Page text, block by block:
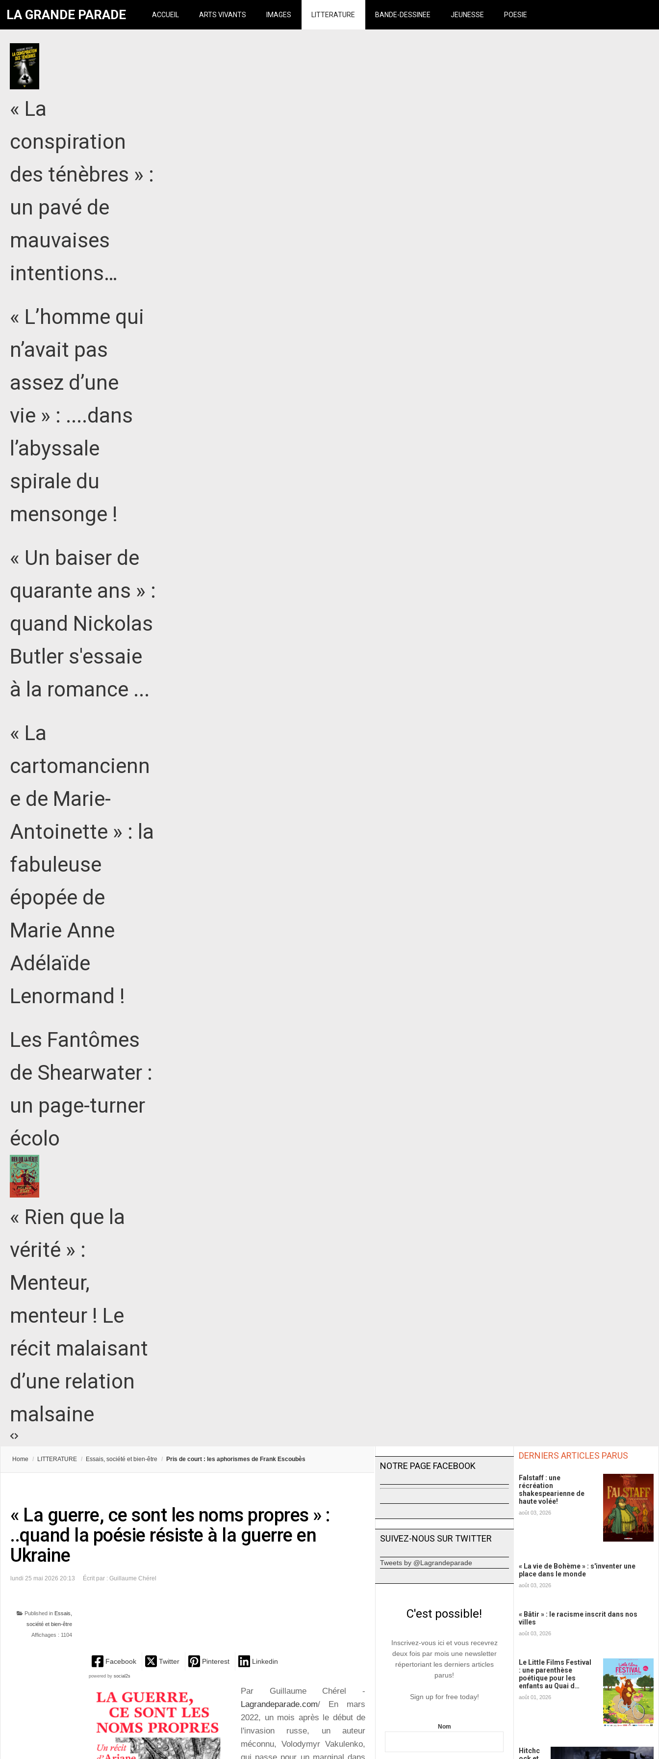
LA GRANDE PARADE ACCUEIL ARTS VIVANTS IMAGES LITTERATURE BANDE-DESSINEE JEUNESSE POESIE
« La
conspiration
des ténèbres » :
un pavé de
mauvaises
intentions…
« L’homme qui
n’avait pas
assez d’une
vie » : ....dans
l’abyssale
spirale du
mensonge !
« Un baiser de
quarante ans » :
quand Nickolas
Butler s'essaie
à la romance ...
« La
cartomancienn
e de Marie-
Antoinette » : la
fabuleuse
épopée de
Marie Anne
Adélaïde
Lenormand !
Les Fantômes
de Shearwater :
un page-turner
écolo
« Rien que la
vérité » :
Menteur,
menteur ! Le
récit malaisant
d’une relation
malsaine
Home / LITTERATURE / Essais, société et bien-être / Pris de court : les aphorismes de Frank Escoubès
« La guerre, ce sont les noms propres » :
..quand la poésie résiste à la guerre en
Ukraine
lundi 25 mai 2026 20:13 Écrit par : Guillaume Chérel
Published in Essais,
société et bien-être
Affichages : 1104
Facebook Twitter Pinterest Linkedin
powered by social2s
Par Guillaume Chérel -
Lagrandeparade.com/ En mars
2022, un mois après le début de
l'invasion russe, un auteur
méconnu, Volodymyr Vakulenko,
NOTRE PAGE FACEBOOK
SUIVEZ-NOUS SUR TWITTER
Tweets by @Lagrandeparade
C'est possible!
Inscrivez-vous ici et vous recevrez
deux fois par mois une newsletter
répertoriant les derniers articles
parus!
Sign up for free today!
Nom
DERNIERS ARTICLES PARUS
Falstaff : une
récréation
shakespearienne de
haute volée!
août 03, 2026
« La vie de Bohème » : s'inventer une
place dans le monde
août 03, 2026
« Bâtir » : le racisme inscrit dans nos
villes
août 03, 2026
Le Little Films Festival
: une parenthèse
poétique pour les
enfants au Quai d…
août 01, 2026
Hitchc